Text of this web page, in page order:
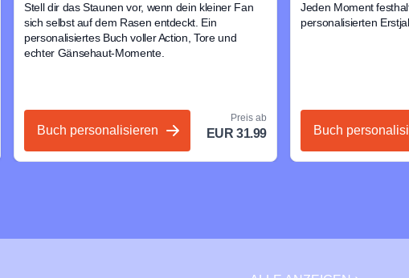
Stell dir das Staunen vor, wenn dein kleiner Fan
sich selbst auf dem Rasen entdeckt. Ein
personalisiertes Buch voller Action, Tore und
echter Gänsehaut-Momente.
Buch personalisieren
Preis ab
EUR 31.99
Jeden Moment
personalisierten
Buch